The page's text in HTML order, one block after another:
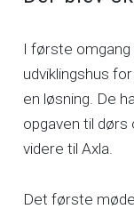
I første
udviklingshus
en løsning. De
opgaven til
videre til Axla.
Det første